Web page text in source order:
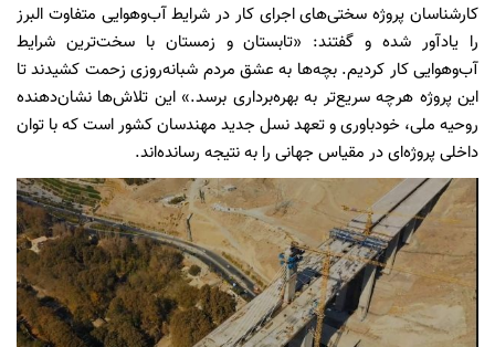
کارشناسان پروژه سختی‌های اجرای کار در شرایط آب‌وهوایی متفاوت البرز
را یادآور شده و گفتند: «تابستان و زمستان با سخت‌ترین شرایط
آب‌وهوایی کار کردیم. بچه‌ها به عشق مردم شبانه‌روزی زحمت کشیدند تا
این پروژه هرچه سریع‌تر به بهره‌برداری برسد.» این تلاش‌ها نشان‌دهنده
روحیه ملی، خودباوری و تعهد نسل جدید مهندسان کشور است که با توان
داخلی پروژه‌ای در مقیاس جهانی را به نتیجه رسانده‌اند.